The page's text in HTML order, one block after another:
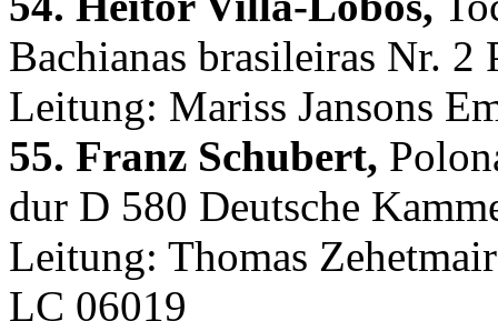
Bachianas brasileiras Nr. 2
Leitung: Mariss Jansons
55. Franz Schubert,
dur D 580 Deutsche
Leitung: Thomas
LC 06019